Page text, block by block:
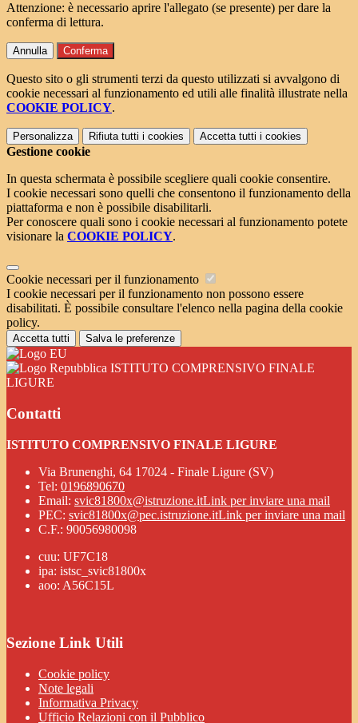
Attenzione: è necessario aprire l'allegato (se presente) per dare la
conferma di lettura.
Annulla Conferma
Questo sito o gli strumenti terzi da questo utilizzati si avvalgono di
cookie necessari al funzionamento ed utili alle finalità illustrate nella
COOKIE POLICY.
Personalizza Rifiuta tutti i cookies Accetta tutti i cookies
Gestione cookie
In questa schermata è possibile scegliere quali cookie consentire.
I cookie necessari sono quelli che consentono il funzionamento della
piattaforma e non è possibile disabilitarli.
Per conoscere quali sono i cookie necessari al funzionamento potete
visionare la COOKIE POLICY.
Cookie necessari per il funzionamento
I cookie necessari per il funzionamento non possono essere
disabilitati. È possibile consultare l'elenco nella pagina della cookie
policy.
Accetta tutti Salva le preferenze
ISTITUTO COMPRENSIVO FINALE
LIGURE
Contatti
ISTITUTO COMPRENSIVO FINALE LIGURE
Via Brunenghi, 64 17024 - Finale Ligure (SV)
Tel: 0196890670
Email: svic81800x@istruzione.itLink per inviare una mail
PEC: svic81800x@pec.istruzione.itLink per inviare una mail
C.F.: 90056980098
cuu: UF7C18
ipa: istsc_svic81800x
aoo: A56C15L
Sezione Link Utili
Cookie policy
Note legali
Informativa Privacy
Ufficio Relazioni con il Pubblico